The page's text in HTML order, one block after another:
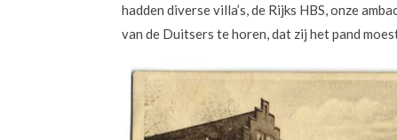
hadden diverse villa’s, de Rijks HBS, onze
van de Duitsers te horen, dat zij het pand